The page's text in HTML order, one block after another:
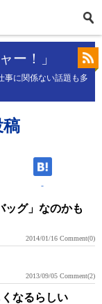
ー！」
事に関係ない話題も多
稿
-
ッグ」なのかも
2014/01/16 Comment(0)
2013/09/05 Comment(2)
なるらしい